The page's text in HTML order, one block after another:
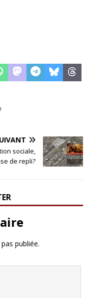
sociale,
de repli?
publiée.